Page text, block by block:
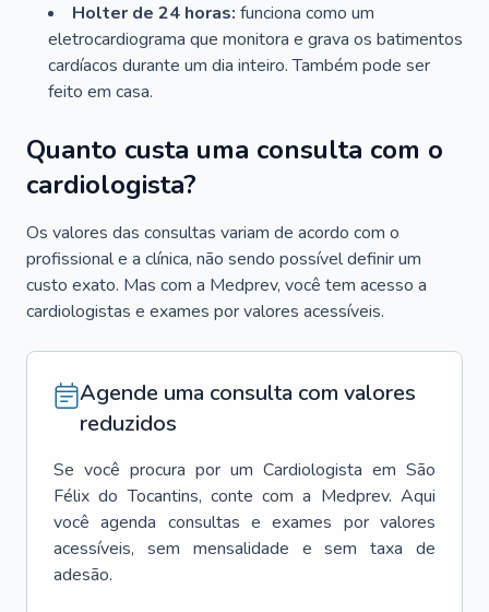
Holter de 24 horas: funciona como um
eletrocardiograma que monitora e grava os batimentos
cardíacos durante um dia inteiro. Também pode ser
feito em casa.
Quanto custa uma consulta com o
cardiologista?
Os valores das consultas variam de acordo com o
profissional e a clínica, não sendo possível definir um
custo exato. Mas com a Medprev, você tem acesso a
cardiologistas e exames por valores acessíveis.
Agende uma consulta com valores
reduzidos
Se você procura por um Cardiologista em São
Félix do Tocantins, conte com a Medprev. Aqui
você agenda consultas e exames por valores
acessíveis, sem mensalidade e sem taxa de
adesão.